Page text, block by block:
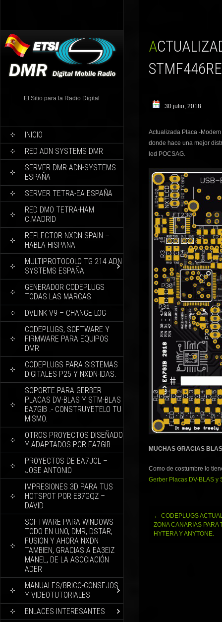
El Sitio para la Radio Digital
INICIO
RED ADN SYSTEMS DMR
SERVER DMR ADN-SYSTEMS
ESPAÑA
SERVER TETRA-EA ESPAÑA
RED DMO TETRA-HAM
C.MADRID
REFLECTOR NXDN SPAIN –
HABLA HISPANA
MULTIPROTOCOLO TG 214 ADN
SYSTEMS ESPAÑA
GENERADOR CODEPLUGS
TODAS LAS MARCAS
DVLINK V9 – CHANGE LOG
CODEPLUGS, SOFTWARE Y
FIRMWARE PARA EQUIPOS
DMR
CODEPLUGS PARA SISTEMAS
DIGITALES P25 Y NXDN-IDAS.
SOPORTE PARA GERBER
PLACAS DV-BLAS Y STM-BLAS
EA7GIB .- CONSTRUYETELO TU
MISMO.
OTROS PROYECTOS DISEÑADO
Y ADAPTADOS POR EA7GIB.
PROYECTOS DE EA7JCL –
JOSE ANTONIO
IMPRESIONES 3D PARA TUS
HOTSPOT POR EB7GQZ –
DAVID
SOFTWARE PARA WINDOWS
TODO EN UNO, DMR, DSTAR,
FUSION Y AHORA NXDN
TAMBIEN, GRACIAS A EA3EIZ
MANEL, DE LA ASOCIACIÓN
ADER
MANUALES/BRICO-CONSEJOS
Y VIDEOTUTORIALES
ENLACES INTERESANTES
ACTUALIZADA PLACA MODEM PARA DMO/REPETIDOR
30 julio, 2018
Actualizada Placa -
donde hace una mejor
led POCSAG.
MUCHAS GRACIAS
Como de costumbre lo
Gerber Placas DV-BLAS y
Navegación
de
entradas
← CODEPLUGS
ZONA CANARIAS PARA
HYTERA Y ANYTONE.